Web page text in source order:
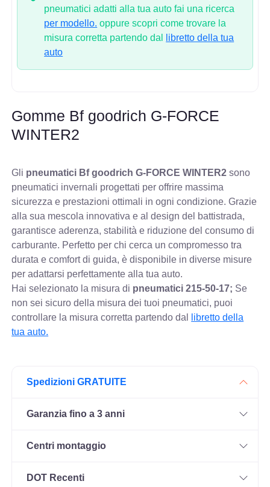
pneumatici adatti alla tua auto fai una ricerca
per modello. oppure scopri come trovare la
misura corretta partendo dal
libretto della tua
auto
Gomme Bf goodrich G-FORCE
WINTER2
Gli pneumatici Bf goodrich G-FORCE WINTER2 sono
pneumatici invernali progettati per offrire massima
sicurezza e prestazioni ottimali in ogni condizione. Grazie
alla sua mescola innovativa e al design del battistrada,
garantisce aderenza, stabilità e riduzione del consumo di
carburante. Perfetto per chi cerca un compromesso tra
durata e comfort di guida, è disponibile in diverse misure
per adattarsi perfettamente alla tua auto.
Hai selezionato la misura di pneumatici215-50-17; Se
non sei sicuro della misura dei tuoi pneumatici, puoi
controllare la misura corretta partendo dal
libretto della
tua auto.
Spedizioni GRATUITE
Garanzia fino a 3 anni
Centri montaggio
DOT Recenti